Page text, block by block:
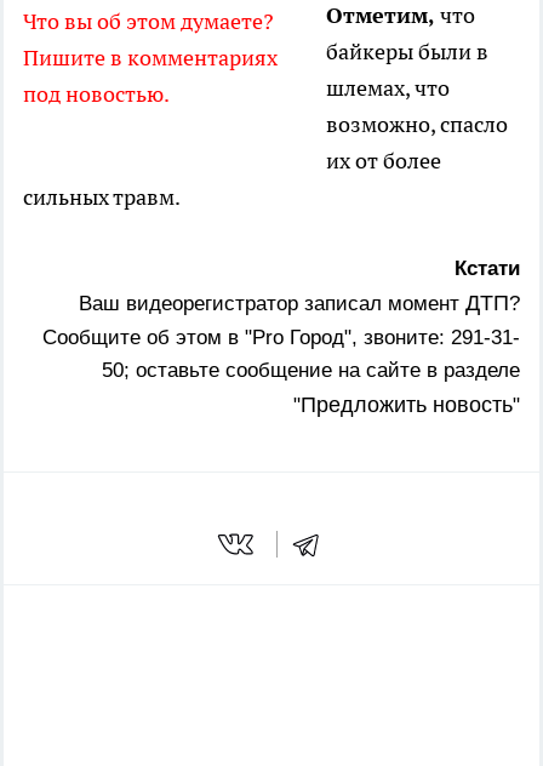
Что вы об этом ​думаете?
Пишите в комментариях
под новостью.
Отметим, что
байкеры были в
шлемах, что
возможно, спасло
их от более
сильных травм.
Кстати
Ваш видеорегистратор записал момент ДТП?
Сообщите об этом в "Pro Город", звоните: 291-31-
50; оставьте сообщение на сайте в разделе
"Предложить новость"